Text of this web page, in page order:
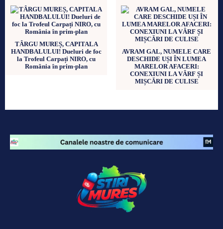
TÂRGU MUREȘ, CAPITALA
HANDBALULUI! Dueluri de foc
la Trofeul Carpați NIRO, cu
România în prim-plan
AVRAM GAL, NUMELE CARE
DESCHIDE UȘI ÎN LUMEA
MARELOR AFACERI:
CONEXIUNI LA VÂRF ȘI
MIȘCĂRI DE CULISE